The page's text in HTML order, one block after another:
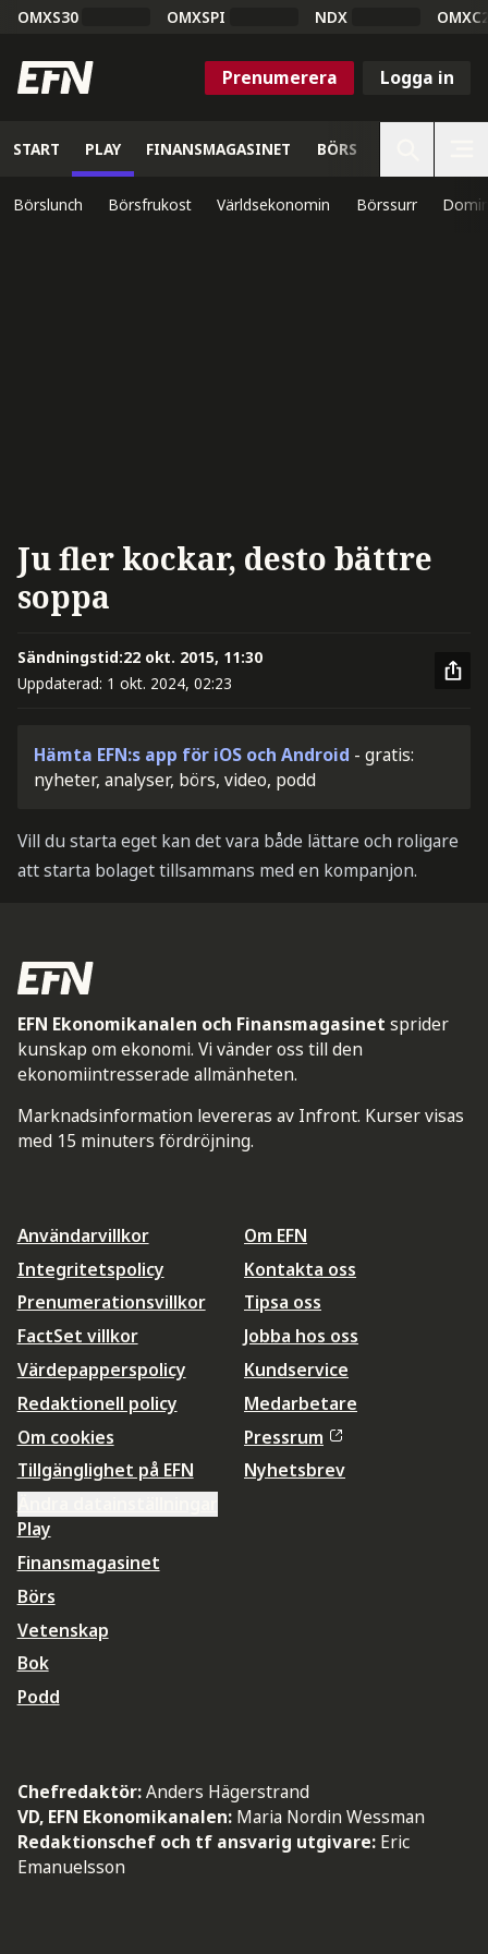
OMXS30 OMXSPI NDX
Prenumerera Logga in
START PLAY FINANSMAGASINET BÖRS
Börslunch Börsfrukost Världsekonomin Börssurr
Ju fler kockar, desto bättre
soppa
Sändningstid:22 okt. 2015, 11:30
Uppdaterad: 1 okt. 2024, 02:23
Hämta EFN:s app för iOS och Android - gratis:
nyheter, analyser, börs, video, podd
Vill du starta eget kan det vara både lättare och roligare
att starta bolaget tillsammans med en kompanjon.
EFN Ekonomikanalen och Finansmagasinet sprider
kunskap om ekonomi. Vi vänder oss till den
ekonomiintresserade allmänheten.
Marknadsinformation levereras av Infront. Kurser visas
med 15 minuters fördröjning.
Användarvillkor
Integritetspolicy
Prenumerationsvillkor
FactSet villkor
Värdepapperspolicy
Redaktionell policy
Om cookies
Tillgänglighet på EFN
Om EFN
Kontakta oss
Tipsa oss
Jobba hos oss
Kundservice
Medarbetare
Pressrum
Nyhetsbrev
Play
Finansmagasinet
Börs
Vetenskap
Bok
Podd
Chefredaktör:Anders Hägerstrand
VD, EFN Ekonomikanalen: Maria Nordin Wessman
Redaktionschef och tf ansvarig utgivare: Eric
Emanuelsson